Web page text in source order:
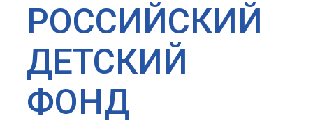
РОССИЙСКИЙ
ДЕТСКИЙ
ФОНД